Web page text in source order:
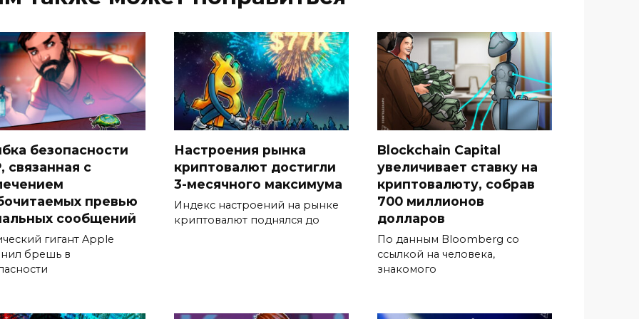
безопасности
связанная с
превью
сообщений
гигант Apple
брешь в
Настроения рынка
криптовалют достигли
3-месячного максимума
Индекс настроений на рынке
криптовалют поднялся до
Blockchain Capital
увеличивает ставку на
криптовалюту, собрав
700 миллионов
долларов
По данным Bloomberg со
ссылкой на человека,
знакомого